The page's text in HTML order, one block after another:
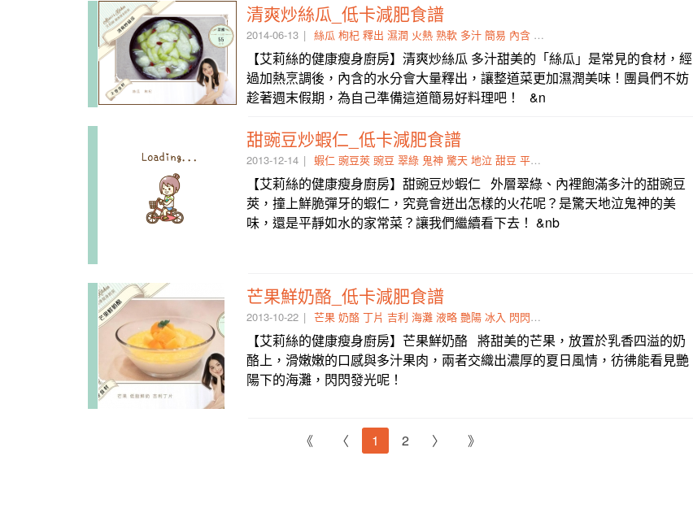
清爽炒絲瓜_低卡減肥食譜
2014-06-13 絲瓜 枸杞 釋出 濕潤 火熱 熟軟 多汁 簡易 內含 加熱
【艾莉絲的健康瘦身廚房】清爽炒絲瓜 多汁甜美的「絲瓜」是常見的食材，經
過加熱烹調後，內含的水分會大量釋出，讓整道菜更加濕潤美味！團員們不妨
趁著週末假期，為自己準備這道簡易好料理吧！ &n
甜豌豆炒蝦仁_低卡減肥食譜
2013-12-14 蝦仁 豌豆莢 豌豆 翠綠 鬼神 驚天 地泣 甜豆 平靜
【艾莉絲的健康瘦身廚房】甜豌豆炒蝦仁 外層翠綠、內裡飽滿多汁的甜豌豆
莢，撞上鮮脆彈牙的蝦仁，究竟會迸出怎樣的火花呢？是驚天地泣鬼神的美
味，還是平靜如水的家常菜？讓我們繼續看下去！ &nb
芒果鮮奶酪_低卡減肥食譜
2013-10-22 芒果 奶酪 丁片 吉利 海灘 液略 艷陽 冰入 閃閃發光
【艾莉絲的健康瘦身廚房】芒果鮮奶酪 將甜美的芒果，放置於乳香四溢的奶
酪上，滑嫩嫩的口感與多汁果肉，兩者交織出濃厚的夏日風情，彷彿能看見艷
陽下的海灘，閃閃發光呢！
《 〈 1 2 〉 》